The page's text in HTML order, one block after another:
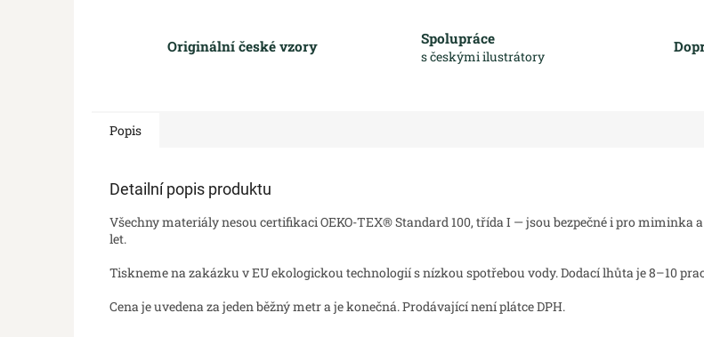
Originální české vzory Spolupráce
s českými ilustrátory
Popis
Detailní popis produktu
Všechny materiály nesou certifikaci OEKO-TEX® Standard 100, třída I — jsou bezpečné i pro miminka a
let.
Tiskneme na zakázku v EU ekologickou technologií s nízkou spotřebou vody. Dodací lhůta je 8–10
Cena je uvedena za jeden běžný metr a je konečná. Prodávající není plátce DPH.